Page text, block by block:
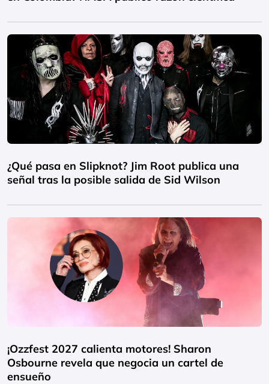
¿Qué pasa en Slipknot? Jim Root publica una
señal tras la posible salida de Sid Wilson
¡Ozzfest 2027 calienta motores! Sharon
Osbourne revela que negocia un cartel de
ensueño